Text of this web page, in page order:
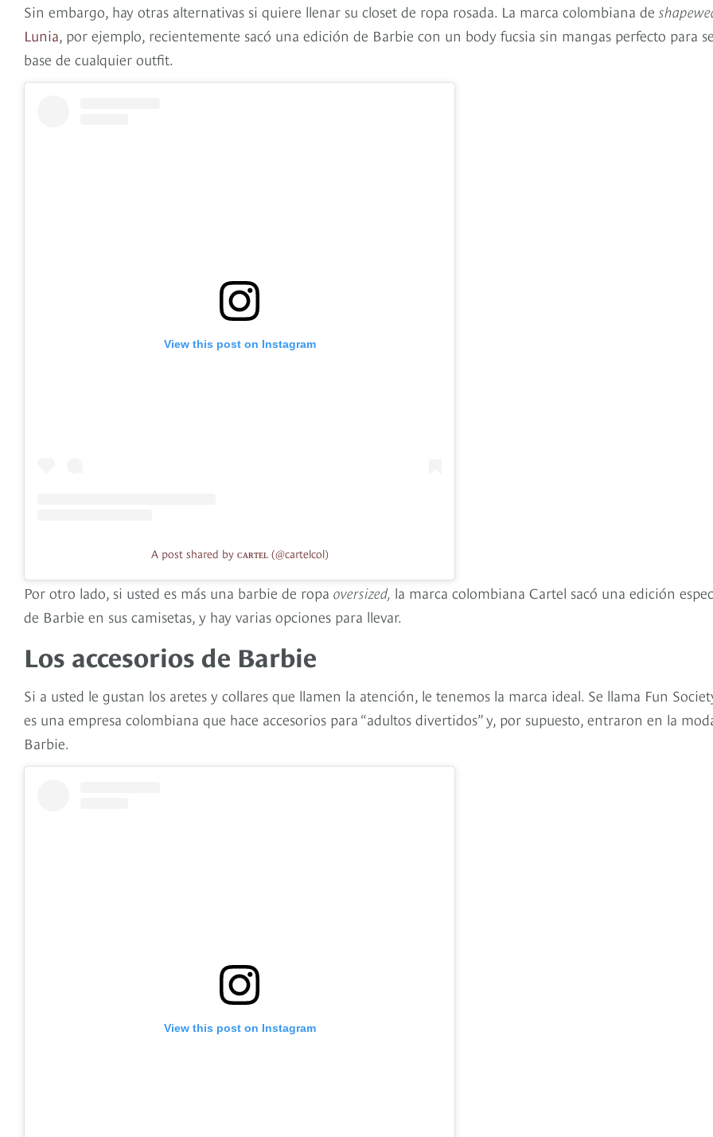
Sin embargo, hay otras alternativas si quiere llenar su closet de ropa rosada. La marca colombiana de
Lunia, por ejemplo, recientemente sacó una edición de Barbie con un body fucsia sin mangas perfecto para
base de cualquier outfit.
View this post on Instagram
A post shared by ᴄᴀʀᴛᴇʟ (@cartelcol)
Por otro lado, si usted es más una barbie de ropa oversized, la marca colombiana Cartel sacó una edición
de Barbie en sus camisetas, y hay varias opciones para llevar.
Los accesorios de Barbie
Si a usted le gustan los aretes y collares que llamen la atención, le tenemos la marca ideal. Se llama Fun
es una empresa colombiana que hace accesorios para “adultos divertidos” y, por supuesto, entraron en la
Barbie.
View this post on Instagram